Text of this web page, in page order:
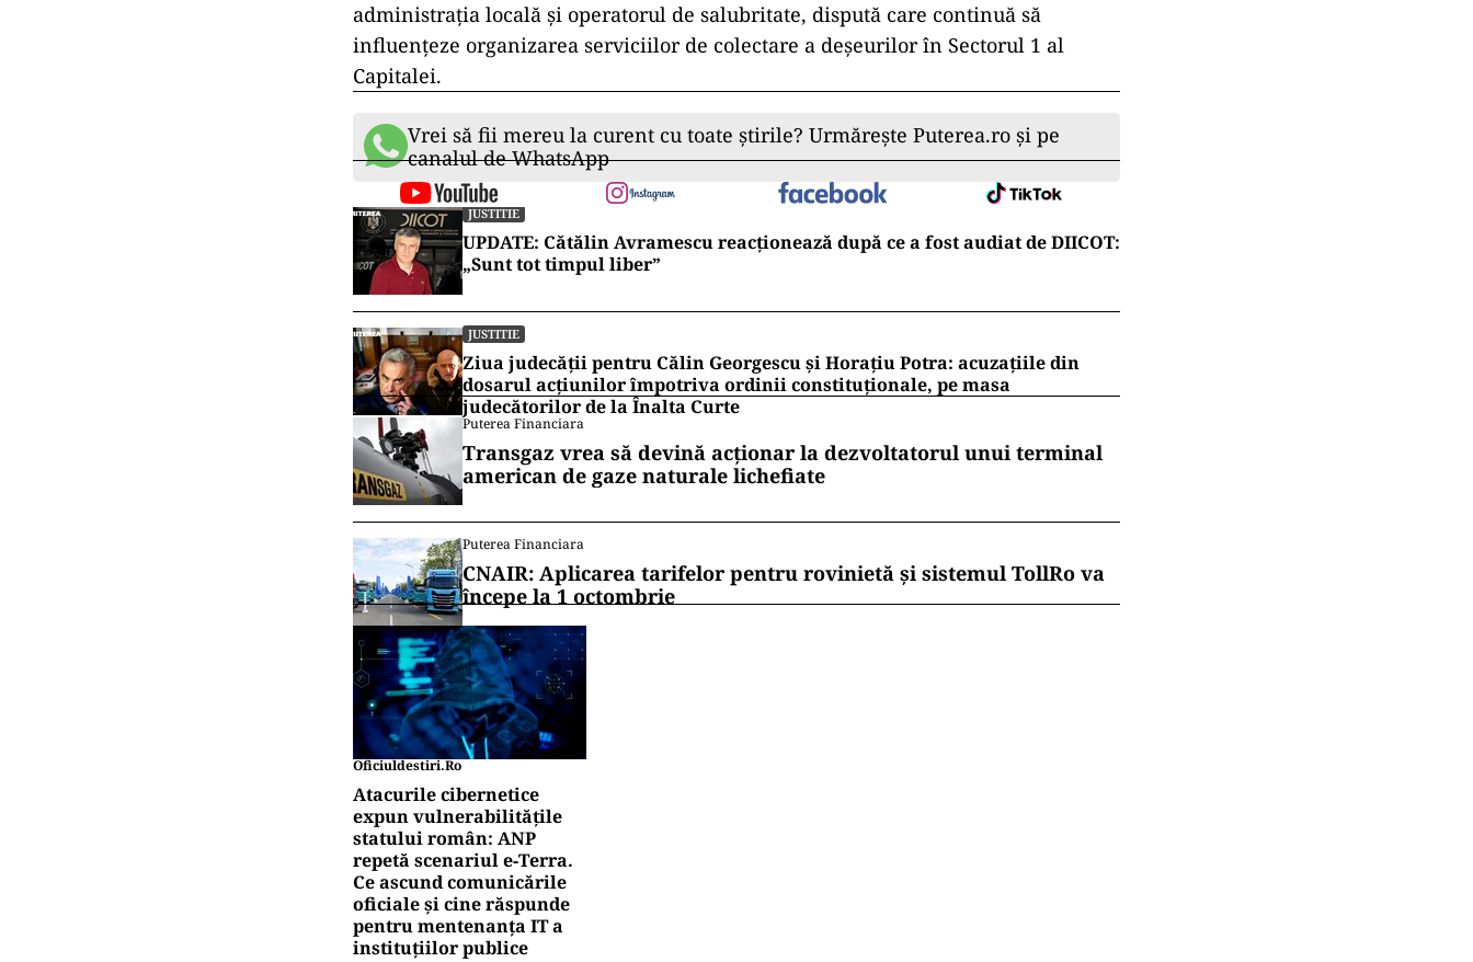
administrația locală și operatorul de salubritate, dispută care continuă să
influențeze organizarea serviciilor de colectare a deșeurilor în Sectorul 1 al
Capitalei.
Vrei să fii mereu la curent cu toate știrile? Urmărește Puterea.ro și pe
canalul de WhatsApp
JUSTITIE
UPDATE: Cătălin Avramescu reacționează după ce a fost audiat de DIICOT:
„Sunt tot timpul liber”
JUSTITIE
Ziua judecății pentru Călin Georgescu și Horațiu Potra: acuzațiile din
dosarul acțiunilor împotriva ordinii constituționale, pe masa
judecătorilor de la Înalta Curte
Puterea Financiara
Transgaz vrea să devină acționar la dezvoltatorul unui terminal
american de gaze naturale lichefiate
Puterea Financiara
CNAIR: Aplicarea tarifelor pentru rovinietă și sistemul TollRo va
începe la 1 octombrie
Oficiuldestiri.ro
Atacurile cibernetice
expun vulnerabilitățile
statului român: ANP
repetă scenariul e‑Terra.
Ce ascund comunicările
oficiale și cine răspunde
pentru mentenanța IT a
instituțiilor publice